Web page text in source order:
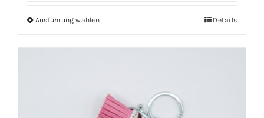
24,50 €10,00 €.
Ausführung wählenDieses
auf.
Details